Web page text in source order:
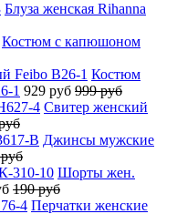
Блуза женская Rihanna
Костюм с капюшоном
Костюм
1 929 руб 999 руб
Свитер женский
Джинсы мужские
Шорты жен.
190 руб
Перчатки женские